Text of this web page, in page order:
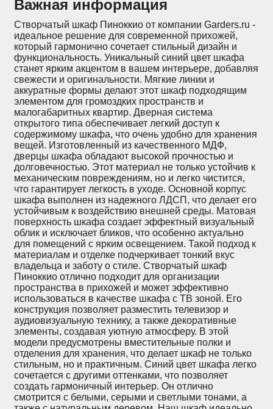
Важная информация
Створчатый шкаф Пиноккио от компании Garders.ru -
идеальное решение для современной прихожей,
который гармонично сочетает стильный дизайн и
функциональность. Уникальный синий цвет шкафа
станет ярким акцентом в вашем интерьере, добавляя
свежести и оригинальности. Мягкие линии и
аккуратные формы делают этот шкаф подходящим
элементом для громоздких пространств и
малогабаритных квартир. Дверная система
открытого типа обеспечивает легкий доступ к
содержимому шкафа, что очень удобно для хранения
вещей. Изготовленный из качественного МДФ,
дверцы шкафа обладают высокой прочностью и
долговечностью. Этот материал не только устойчив к
механическим повреждениям, но и легко чистится,
что гарантирует легкость в уходе. Основной корпус
шкафа выполнен из надежного ЛДСП, что делает его
устойчивым к воздействию внешней среды. Матовая
поверхность шкафа создает эффектный визуальный
облик и исключает бликов, что особенно актуально
для помещений с ярким освещением. Такой подход к
материалам и отделке подчеркивает тонкий вкус
владельца и заботу о стиле. Створчатый шкаф
Пиноккио отлично подходит для организации
пространства в прихожей и может эффективно
использоваться в качестве шкафа с ТВ зоной. Его
конструкция позволяет разместить телевизор и
аудиовизуальную технику, а также декоративные
элементы, создавая уютную атмосферу. В этой
модели предусмотрены вместительные полки и
отделения для хранения, что делает шкаф не только
стильным, но и практичным. Синий цвет шкафа легко
сочетается с другими оттенками, что позволяет
создать гармоничный интерьер. Он отлично
смотрится с белыми, серыми и светлыми тонами, а